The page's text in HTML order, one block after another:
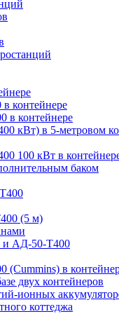
контейнере
в контейнере
кВт) в 5-метровом
100 кВт в
баком
(5 м)
АД-50-Т400
в
двух контейнеров
ионных
коттеджа